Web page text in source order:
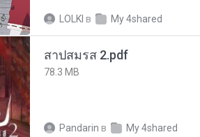
LOLKI в My 4shared
สาปสมรส 2.pdf
78.3 MB
Pandarin в My 4shared